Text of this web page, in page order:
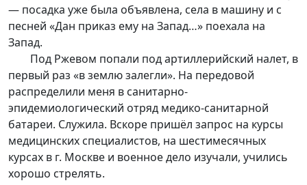
— посадка уже была объявлена, села в машину и с
песней «Дан приказ ему на Запад…» поехала на
Запад.
Под Ржевом попали под артиллерийский налет, в
первый раз «в землю залегли». На передовой
распределили меня в санитарно-
эпидемиологический отряд медико-санитарной
батареи. Служила. Вскоре пришёл запрос на курсы
медицинских специалистов, на шестимесячных
курсах в г. Москве и военное дело изучали, учились
хорошо стрелять.